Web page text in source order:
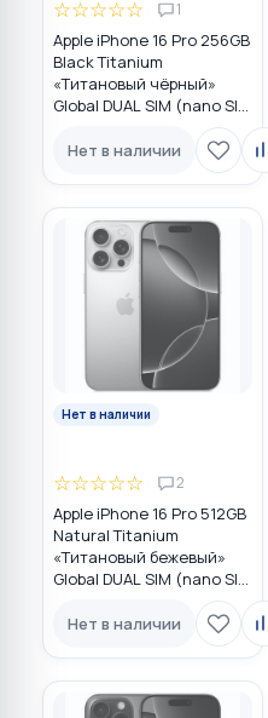
☆☆☆☆☆ 1
Apple iPhone 16 Pro 256GB
Black Titanium
«Титановый чёрный»
Global DUAL SIM (nano SIM
Нет в наличии
Нет в наличии
☆☆☆☆☆ 2
Apple iPhone 16 Pro 512GB
Natural Titanium
«Tитановый бежевый»
Global DUAL SIM (nano SIM
Нет в наличии